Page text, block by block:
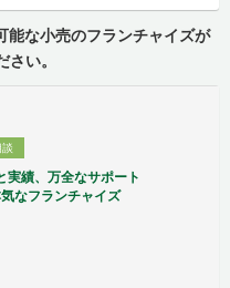
能な小売のフランチャイズが
い。
実績、万全なサポート
なフランチャイズ